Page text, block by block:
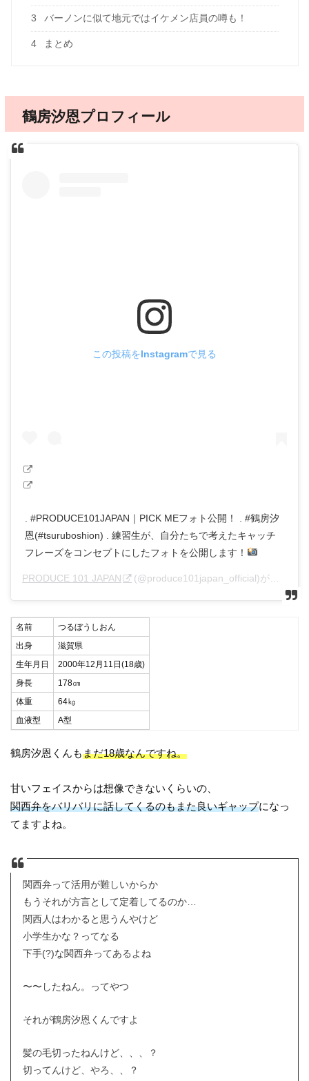
3 バーノンに似て地元ではイケメン店員の噂も！
4 まとめ
鶴房汐恩プロフィール
この投稿をInstagramで見る
. #PRODUCE101JAPAN｜PICK MEフォト公開！ . #鶴房汐
恩(#tsuruboshion) . 練習生が、自分たちで考えたキャッチ
フレーズをコンセプトにしたフォトを公開します！
PRODUCE 101 JAPAN (@produce101japan_official)がシェアした投稿 –
名前
つるぼうしおん
出身
滋賀県
生年月日
2000年12月11日(18歳)
身長
178㎝
体重
64㎏
血液型
A型
鶴房汐恩くんもまだ18歳なんですね。
甘いフェイスからは想像できないくらいの、
関西弁をバリバリに話してくるのもまた良いギャップになっ
てますよね。
関西弁って活用が難しいからか
もうそれが方言として定着してるのか…
関西人はわかると思うんやけど
小学生かな？ってなる
下手(?)な関西弁ってあるよね
〜〜したねん。ってやつ
それが鶴房汐恩くんですよ
髪の毛切ったねんけど、、、？
切ってんけど、やろ、、？